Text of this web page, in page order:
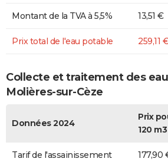
Montant de la TVA à 5,5% 13,51 €
Prix total de l'eau potable 259,11 €
Collecte et traitement des
Molières-sur-Cèze
Données 2024
Prix
120 m3
Tarif de l'assainissement 177,90